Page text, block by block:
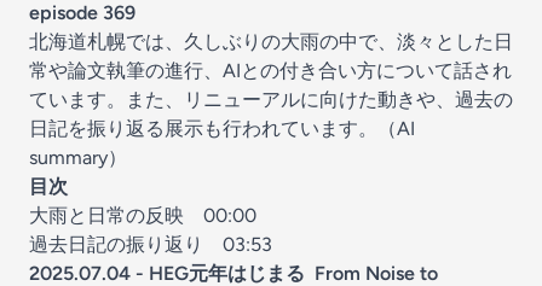
episode 369
北海道札幌では、久しぶりの大雨の中で、淡々とした日
常や論文執筆の進行、AIとの付き合い方について話され
ています。また、リニューアルに向けた動きや、過去の
日記を振り返る展示も行われています。（AI
summary）
目次
大雨と日常の反映
00:00
過去日記の振り返り
03:53
2025.07.04 - HEG元年はじまる From Noise to